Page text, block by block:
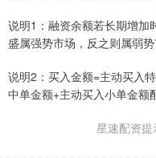
说明1：融资余额若长期增加
盛属强势市场，反之则属弱势
说明2：买入金额=主动买入
中单金额+主动买入小单金额
星速配资提